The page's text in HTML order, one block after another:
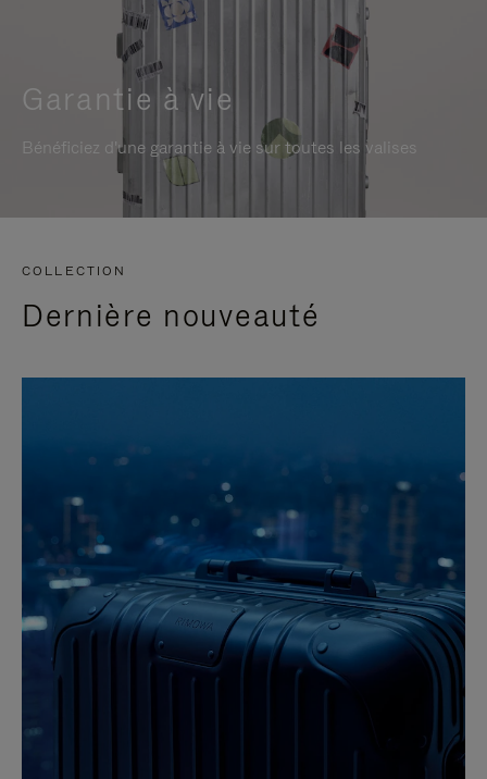
Garantie à vie
Bénéficiez d'une garantie à vie sur toutes les valises
COLLECTION
Dernière nouveauté